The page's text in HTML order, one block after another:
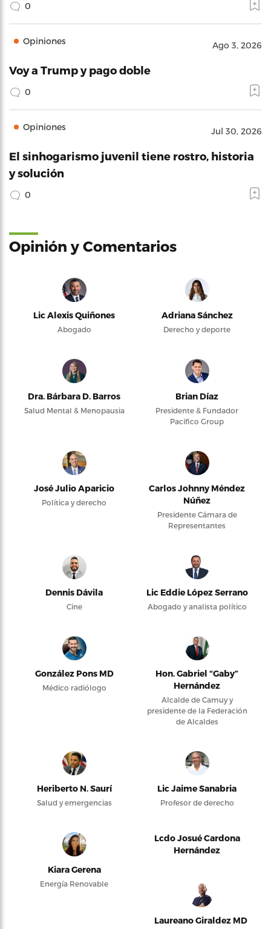
0
Opiniones Ago 3, 2026
Voy a Trump y pago doble
0
Opiniones Jul 30, 2026
El sinhogarismo juvenil tiene rostro, historia
y solución
0
Opinión y Comentarios
Lic Alexis Quiñones
Abogado
Adriana Sánchez
Derecho y deporte
Dra. Bárbara D. Barros
Salud Mental & Menopausia
Brian Díaz
Presidente & Fundador
Pacifico Group
José Julio Aparicio
Política y derecho
Carlos Johnny Méndez
Núñez
Presidente Cámara de
Representantes
Dennis Dávila
Cine
Lic Eddie López Serrano
Abogado y analista político
González Pons MD
Médico radiólogo
Hon. Gabriel “Gaby”
Hernández
Alcalde de Camuy y
presidente de la Federación
de Alcaldes
Heriberto N. Saurí
Salud y emergencias
Lic Jaime Sanabria
Profesor de derecho
Kiara Gerena
Energía Renovable
Lcdo Josué Cardona
Hernández
Laureano Giraldez MD